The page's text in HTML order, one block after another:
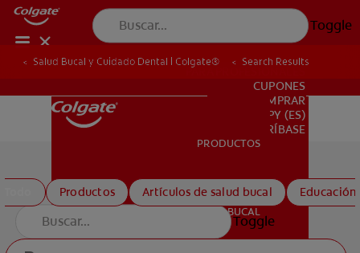
Toggle
PRODUCTOS
SALUD BUCAL
PARA PROFESIONALES
CUPONES
DONDE COMPRAR
PY (ES)
SUSCRÍBASE
PRODUCTOS
SALUD BUCAL
Toggle
Salud Bucal y Cuidado Dental | Colgate® Search Results
Productos Artículos de salud bucal Educación